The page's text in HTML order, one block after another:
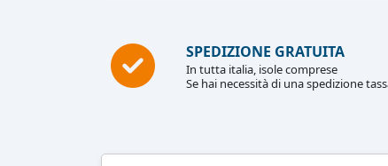
SPEDIZIONE GRATUITA
In tutta italia, isole comprese
Se hai necessità di una spedizione